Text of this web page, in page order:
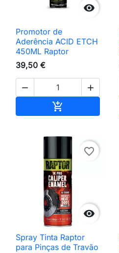

Promotor de
Aderência ACID ETCH
450ML Raptor
39,50 €
 


favorite_border
Spray Tinta Raptor
para Pinças de Travão